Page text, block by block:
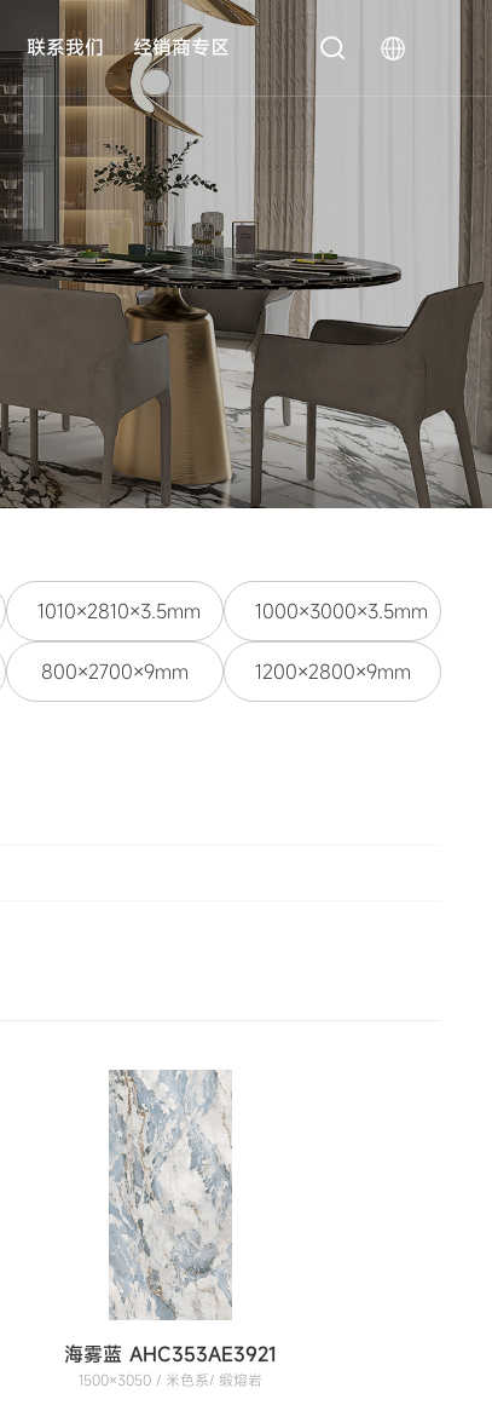
联系我们 经销商专区
1010×2810×3.5mm 1000×3000×3.5mm
800×2700×9mm 1200×2800×9mm
海雾蓝 AHC353AE3921
1500×3050 / 米色系/ 缎熔岩